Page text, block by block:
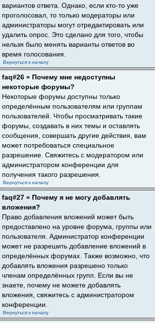
вариантов ответа. Однако, если кто-то уже
проголосовал, то только модераторы или
администраторы могут отредактировать или
удалить опрос. Это сделано для того, чтобы
нельзя было менять варианты ответов во
время голосования.
Вернуться к началу
faq#26 » Почему мне недоступны
некоторые форумы?
Некоторые форумы доступны только
определённым пользователям или группам
пользователей. Чтобы просматривать такие
форумы, создавать в них темы и оставлять
сообщения, совершать другие действия, вам
может потребоваться специальное
разрешение. Свяжитесь с модератором или
администратором конференции для
получения такого разрешения.
Вернуться к началу
faq#27 » Почему я не могу добавлять
вложения?
Право добавления вложений может быть
предоставлено на уровне форума, группы или
пользователя. Администратор конференции
может не разрешить добавление вложений в
определённых форумах. Также возможно, что
добавлять вложения разрешено только
членам определённых групп. Если вы не
знаете, почему не можете добавлять
вложения, свяжитесь с администратором
конференции.
Вернуться к началу